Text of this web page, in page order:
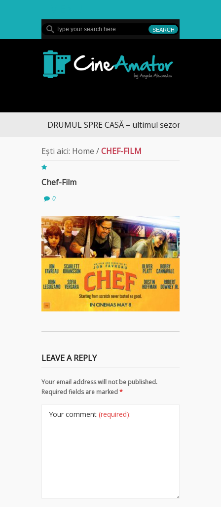
DRUMUL SPRE CASĂ – ultimul sezon te aduce la
Ești aici: Home /CHEF-FILM
Chef-Film
0
LEAVE A REPLY
Your email address will not be published.
Required fields are marked*
Your comment (required):